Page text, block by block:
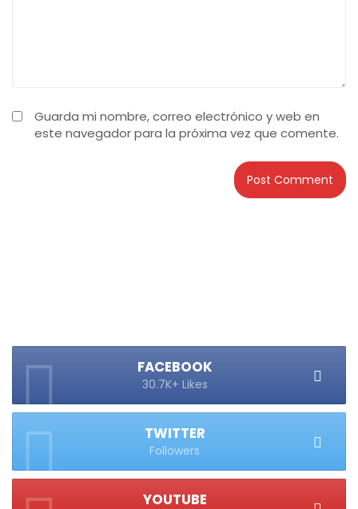
Guarda mi nombre, correo electrónico y web en
este navegador para la próxima vez que comente.
FACEBOOK
30.7K+ Likes
TWITTER
Followers
YOUTUBE